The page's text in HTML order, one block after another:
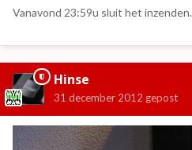
Vanavond 23:59u sluit het inzenden.
Hinse
31 december 2012 gepost